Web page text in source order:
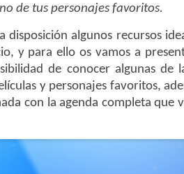
de tus personajes favoritos.
disposición algunos recursos
y para ello os vamos a
de conocer algunas de
y personajes favoritos,
con la agenda completa que